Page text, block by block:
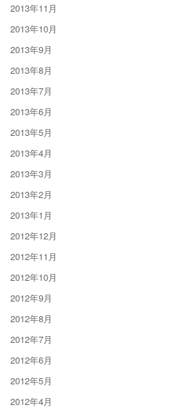
2013年11月
2013年10月
2013年9月
2013年8月
2013年7月
2013年6月
2013年5月
2013年4月
2013年3月
2013年2月
2013年1月
2012年12月
2012年11月
2012年10月
2012年9月
2012年8月
2012年7月
2012年6月
2012年5月
2012年4月